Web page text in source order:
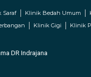
Saraf Klinik Bedah Umum
Klinik Gigi Klinik
DR Indrajana